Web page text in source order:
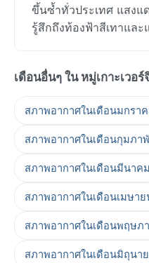
ขึ้นซ้ำทั่วประเทศ แสง
รู้สึกถึงท้องฟ้าสีเทาแล
เดือนอื่นๆ ใน หมู่เกาะเวอ
สภาพอากาศในเดือนมกรา
สภาพอากาศในเดือนกุมภา
สภาพอากาศในเดือนมีนาคม
สภาพอากาศในเดือนเมษา
สภาพอากาศในเดือนพฤษภ
สภาพอากาศในเดือนมิถุนา